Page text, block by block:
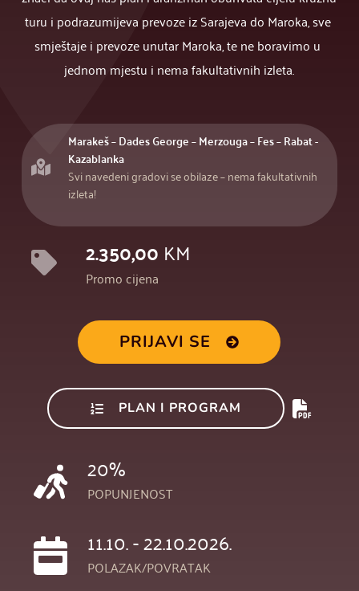
turu i podrazumijeva prevoze iz Sarajeva do Maroka, sve
smještaje i prevoze unutar Maroka, te ne boravimo u
jednom mjestu i nema fakultativnih izleta.
Marakeš – Dades George – Merzouga – Fes – Rabat -
Kazablanka
Svi navedeni gradovi se obilaze – nema fakultativnih
izleta!
2.350,00 KM
Promo cijena
PRIJAVI SE
PLAN I PROGRAM
20%
POPUNJENOST
11.10. - 22.10.2026.
POLAZAK/POVRATAK